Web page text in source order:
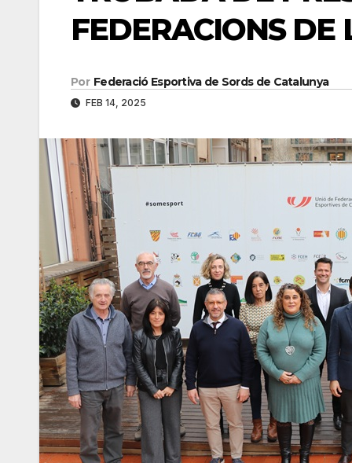
FEDERACIONS DE
Por Federació Esportiva de Sords de Catalunya
FEB 14, 2025